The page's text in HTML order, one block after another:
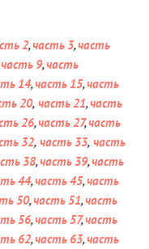
2,часть 3,часть
часть 9,часть
14,часть 15,часть
20, часть 21,часть
26,часть 27,часть
32, часть 33, часть
38,часть 39,часть
44,часть 45,часть
50,часть 51,часть
56,часть 57,часть
62,часть 63,часть